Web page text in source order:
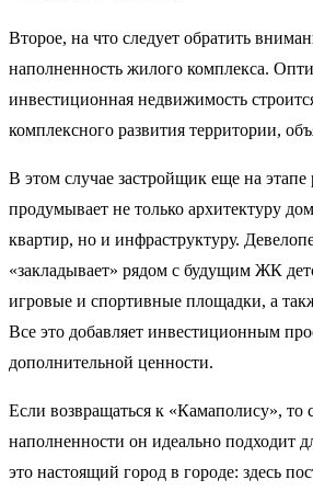
Второе, на что следует обратить
наполненность жилого комплекса.
инвестиционная недвижимость
комплексного развития территории,
В этом случае застройщик еще на этапе
продумывает не только архитектуру
квартир, но и инфраструктуру.
«закладывает» рядом с будущим ЖК
игровые и спортивные площадки, а
Все это добавляет инвестиционным
дополнительной ценности.
Если возвращаться к «Камаполису», то
наполненности он идеально подходит
это настоящий город в городе: здесь